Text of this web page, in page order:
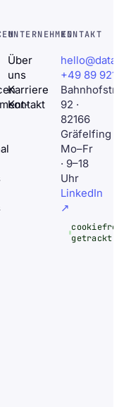
UNTERNEHMEN
Über
uns
Karriere
Kontakt
KONTAKT
+49 89
92 ·
82166
Gräfelfing
Mo–Fr
· 9–18
Uhr
LinkedIn
↗
getrackt